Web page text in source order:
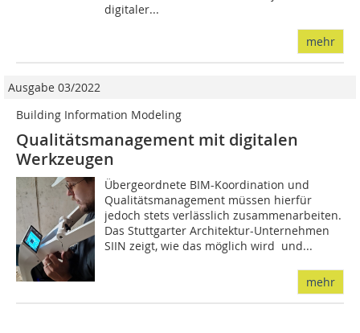
digitaler...
mehr
Ausgabe 03/2022
Building Information Modeling
Qualitätsmanagement mit digitalen
Werkzeugen
Übergeordnete BIM-Koordination und
Qualitätsmanagement müssen hierfür
jedoch stets verlässlich zusammenarbeiten.
Das Stuttgarter Architektur-Unternehmen
SIIN zeigt, wie das möglich wird  und...
mehr